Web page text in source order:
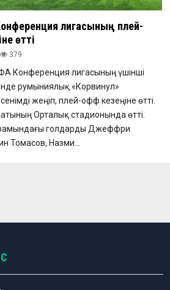
лигасының плей-
өтті
379
Конференция лигасының үшінші
румыниялық «Корвинул»
жеңіп, плей-офф кезеңіне өтті.
Орталық стадионында өтті.
голдарды Джеффри
Томасов, Назми...